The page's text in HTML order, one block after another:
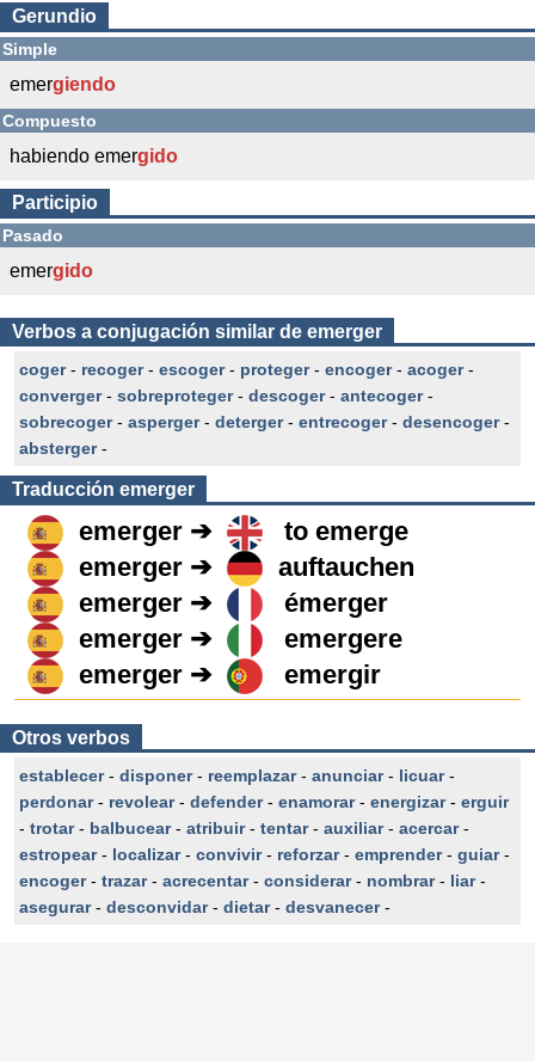
Gerundio
Simple
emergiendo
Compuesto
habiendo emergido
Participio
Pasado
emergido
Verbos a conjugación similar de emerger
coger- recoger- escoger- proteger- encoger- acoger-
converger- sobreproteger- descoger- antecoger-
sobrecoger- asperger- deterger- entrecoger- desencoger-
absterger-
Traducción emerger
emerger ➔
to emerge
emerger ➔
auftauchen
emerger ➔
émerger
emerger ➔
emergere
emerger ➔
emergir
Otros verbos
establecer- disponer- reemplazar- anunciar- licuar-
perdonar- revolear- defender- enamorar- energizar- erguir
- trotar- balbucear- atribuir- tentar- auxiliar- acercar-
estropear- localizar- convivir- reforzar- emprender- guiar-
encoger- trazar- acrecentar- considerar- nombrar- liar-
asegurar- desconvidar- dietar- desvanecer-